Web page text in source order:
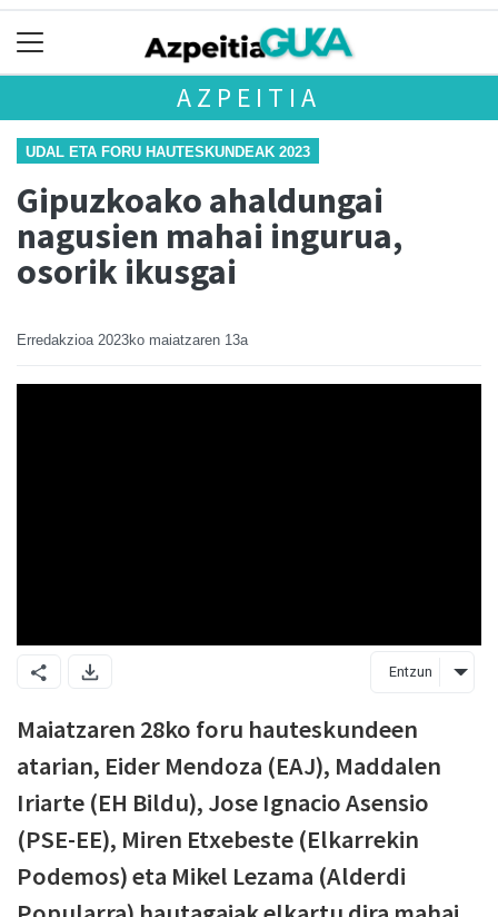
AZPEITIA
UDAL ETA FORU HAUTESKUNDEAK 2023
Gipuzkoako ahaldungai
nagusien mahai ingurua,
osorik ikusgai
Erredakzioa 2023ko maiatzaren 13a
Entzun
Maiatzaren 28ko foru hauteskundeen
atarian, Eider Mendoza (EAJ), Maddalen
Iriarte (EH Bildu), Jose Ignacio Asensio
(PSE-EE), Miren Etxebeste (Elkarrekin
Podemos) eta Mikel Lezama (Alderdi